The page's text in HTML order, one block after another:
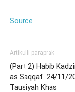
Source
Artikulli paraprak
(Part 2) Habib
as Saqqaf. 24/11/
Tausiyah Khas